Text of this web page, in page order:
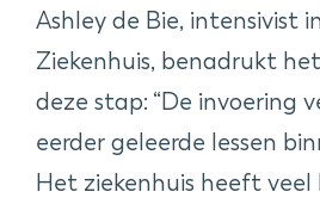
Ashley de Bie, intensivist
Ziekenhuis, benadrukt
deze stap: “De invoering
eerder geleerde lessen
Het ziekenhuis heeft